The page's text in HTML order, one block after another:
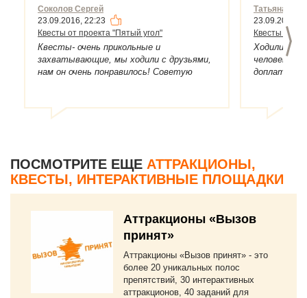
>
Соколов Сергей
23.09.2016, 22:23
Квесты от проекта "Пятый угол"
Квесты- очень прикольные и
захватывающие, мы ходили с друзьями,
нам он очень понравилось! Советую
Татьяна
23.09.2016,
Квесты от
Ходили на
человек,
доплаты за
игру. В
получили
ПОСМОТРИТЕ ЕЩЕ АТТРАКЦИОНЫ,
КВЕСТЫ, ИНТЕРАКТИВНЫЕ ПЛОЩАДКИ
Аттракционы «Вызов
принят»
Аттракционы «Вызов принят» - это
более 20 уникальных полос
препятствий, 30 интерактивных
аттракционов, 40 заданий для